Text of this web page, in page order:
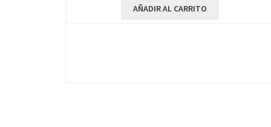
AÑADIR AL CARRITO